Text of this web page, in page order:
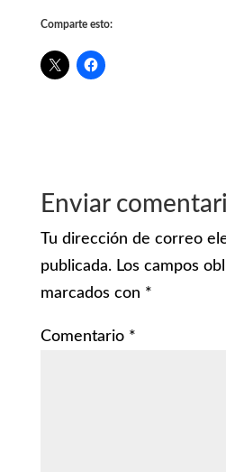
Comparte esto:
Enviar
Tu dirección de correo
publicada. Los campos
marcados con *
Comentario *